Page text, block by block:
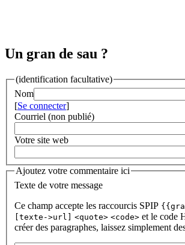
Un gran de sau ?
(identification facultative)
Nom
[Se connecter]
Courriel (non publié)
Votre site web
Ajoutez votre commentaire ici
Texte de votre message
Ce champ accepte les raccourcis SPIP
[texte->url]
<quote> <code> et le code
créer des paragraphes, laissez simplement